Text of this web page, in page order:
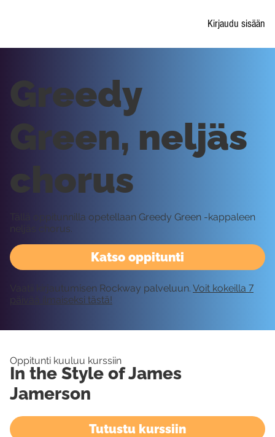
Kirjaudu sisään
Katso oppitunti
Greedy
Green, neljäs
chorus
Tällä oppitunnilla opetellaan Greedy Green -kappaleen
neljäs chorus.
Vaatii kirjautumisen Rockway palveluun. Voit kokeilla 7
päivää ilmaiseksi tästä!
Oppitunti kuuluu kurssiin
In the Style of James
Jamerson
Tutustu kurssiin